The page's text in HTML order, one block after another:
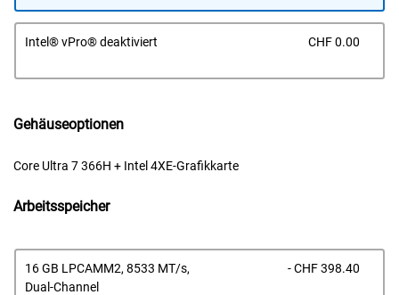
Intel® vPro® deaktiviert CHF 0.00
Gehäuseoptionen
Core Ultra 7 366H + Intel 4XE-Grafikkarte
Arbeitsspeicher
16 GB LPCAMM2, 8533 MT/s,
Dual-Channel
- CHF 398.40